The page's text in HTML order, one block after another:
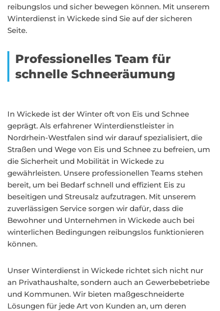
reibungslos und sicher bewegen können. Mit unserem
Winterdienst in Wickede sind Sie auf der sicheren
Seite.
Professionelles Team für
schnelle Schneeräumung
In Wickede ist der Winter oft von Eis und Schnee
geprägt. Als erfahrener Winterdienstleister in
Nordrhein-Westfalen sind wir darauf spezialisiert, die
Straßen und Wege von Eis und Schnee zu befreien, um
die Sicherheit und Mobilität in Wickede zu
gewährleisten. Unsere professionellen Teams stehen
bereit, um bei Bedarf schnell und effizient Eis zu
beseitigen und Streusalz aufzutragen. Mit unserem
zuverlässigen Service sorgen wir dafür, dass die
Bewohner und Unternehmen in Wickede auch bei
winterlichen Bedingungen reibungslos funktionieren
können.
Unser Winterdienst in Wickede richtet sich nicht nur
an Privathaushalte, sondern auch an Gewerbebetriebe
und Kommunen. Wir bieten maßgeschneiderte
Lösungen für jede Art von Kunden an, um deren